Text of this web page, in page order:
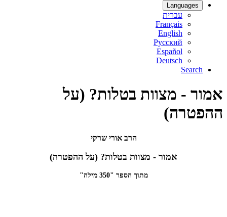
Languages
עברית
Français
English
Русский
Español
Deutsch
Search
אמור - מצוות בטלות? (על
ההפטרה)
הרב אורי שרקי
אמור - מצוות בטלות? (על ההפטרה)
מתוך הספר "350 מילה"